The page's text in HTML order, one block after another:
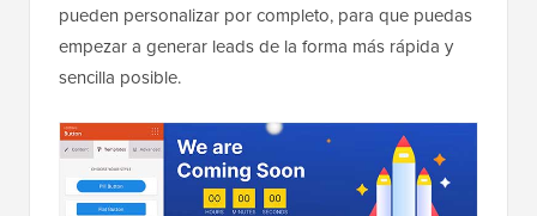
pueden personalizar por completo, para que puedas
empezar a generar leads de la forma más rápida y
sencilla posible.